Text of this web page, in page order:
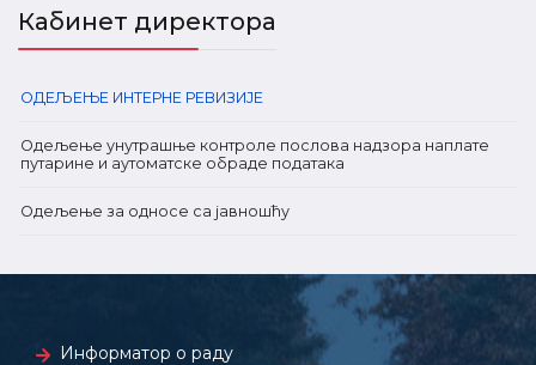
Кабинет директора
ОДЕЉЕЊЕ ИНТЕРНЕ РЕВИЗИЈЕ
Одељење унутрашње контроле послова надзора наплате
путарине и аутоматске обраде података
Одељење за односе са јавношћу
Информатор о раду